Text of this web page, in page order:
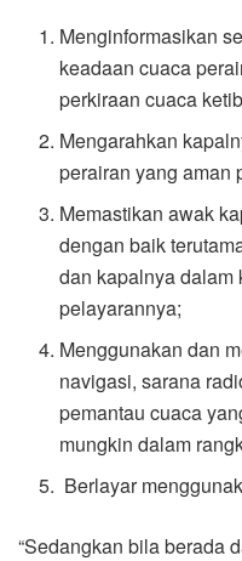
Menginformasikan
keadaan cuaca
perkiraan cuaca
Mengarahkan
perairan yang aman
Memastikan awak
dengan baik
dan kapalnya dalam
pelayarannya;
Menggunakan dan
navigasi, sarana
pemantau cuaca
mungkin dalam
Berlayar
“Sedangkan bila berada